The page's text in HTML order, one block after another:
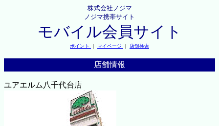
株式会社ノジマ
ノジマ携帯サイト
モバイル会員サイト
ポイント ｜ マイページ ｜ 店舗検索
店舗情報
ユアエルム八千代台店